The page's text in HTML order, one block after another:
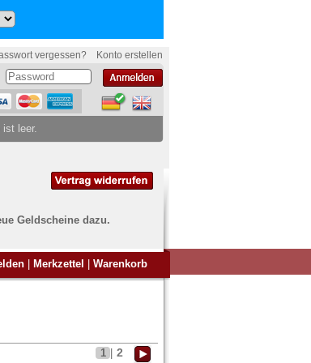
vergessen? Konto erstellen
ist leer.
Geldscheine dazu.
Merkzettel Warenkorb
1 2